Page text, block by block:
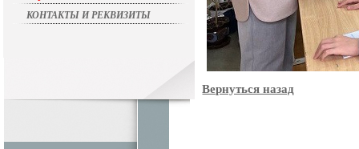
КОНТАКТЫ И РЕКВИЗИТЫ
Вернуться назад